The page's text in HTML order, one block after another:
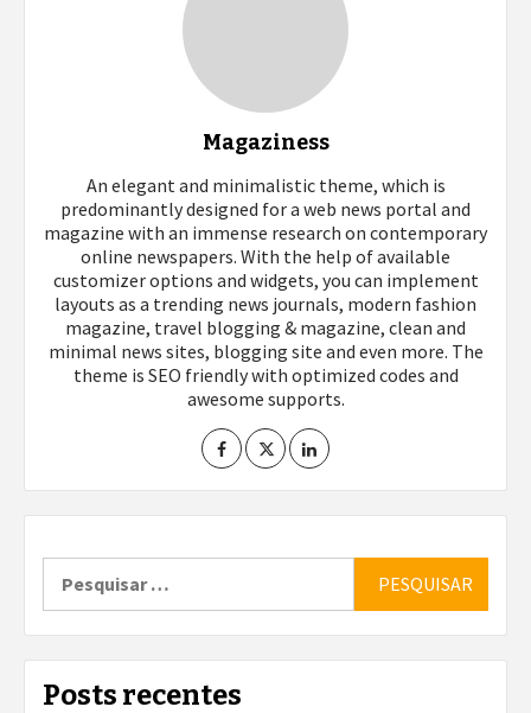
Magaziness
An elegant and minimalistic theme, which is
predominantly designed for a web news portal and
magazine with an immense research on contemporary
online newspapers. With the help of available
customizer options and widgets, you can implement
layouts as a trending news journals, modern fashion
magazine, travel blogging & magazine, clean and
minimal news sites, blogging site and even more. The
theme is SEO friendly with optimized codes and
awesome supports.
por:
Posts recentes